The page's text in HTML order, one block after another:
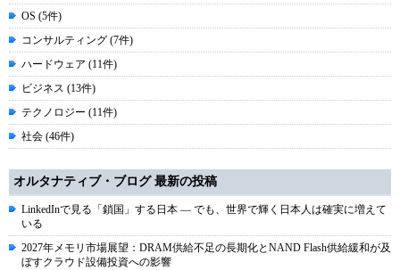
OS (5件)
コンサルティング (7件)
ハードウェア (11件)
ビジネス (13件)
テクノロジー (11件)
社会 (46件)
オルタナティブ・ブログ 最新の投稿
LinkedInで見る「鎖国」する日本 ― でも、世界で輝く日本人は確実に増えて
いる
2027年メモリ市場展望：DRAM供給不足の長期化とNAND Flash供給緩和が及
ぼすクラウド設備投資への影響